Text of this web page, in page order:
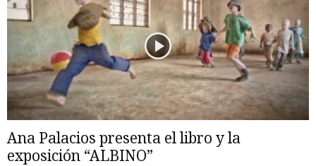
Ana Palacios presenta el libro y la
exposición “ALBINO”